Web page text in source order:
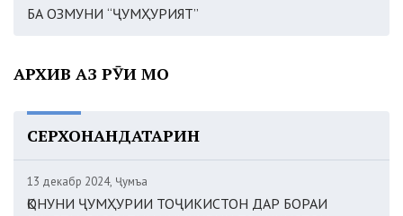
БА ОЗМУНИ “ҶУМҲУРИЯТ”
АРХИВ АЗ РӮИ МОҲ
СЕРХОНАНДАТАРИН
13 декабр 2024, Ҷумъа
ҚОНУНИ ҶУМҲУРИИ ТОҶИКИСТОН ДАР БОРАИ